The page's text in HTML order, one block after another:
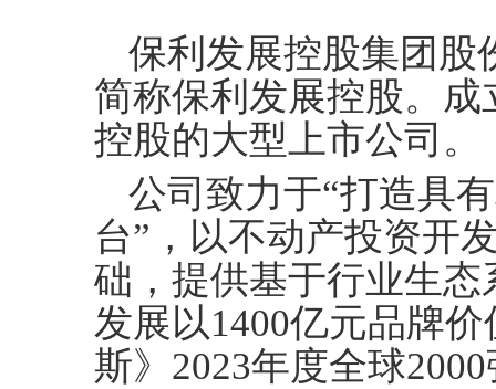
保利发展控股集团股
简称保利发展控股。
控股的大型上市公司。
公司致力于“打造具
台”，以不动产投资开
础，提供基于行业生态
发展以1400亿元品牌
斯》2023年度全球